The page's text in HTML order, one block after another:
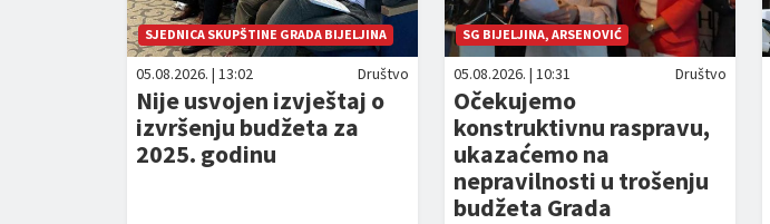
SJEDNICA SKUPŠTINE GRADA BIJELJINA
05.08.2026. | 13:02 Društvo
Nije usvojen izvještaj o
izvršenju budžeta za
2025. godinu
SG BIJELJINA, ARSENOVIĆ
05.08.2026. | 10:31 Društvo
Očekujemo
konstruktivnu raspravu,
ukazaćemo na
nepravilnosti u trošenju
budžeta Grada